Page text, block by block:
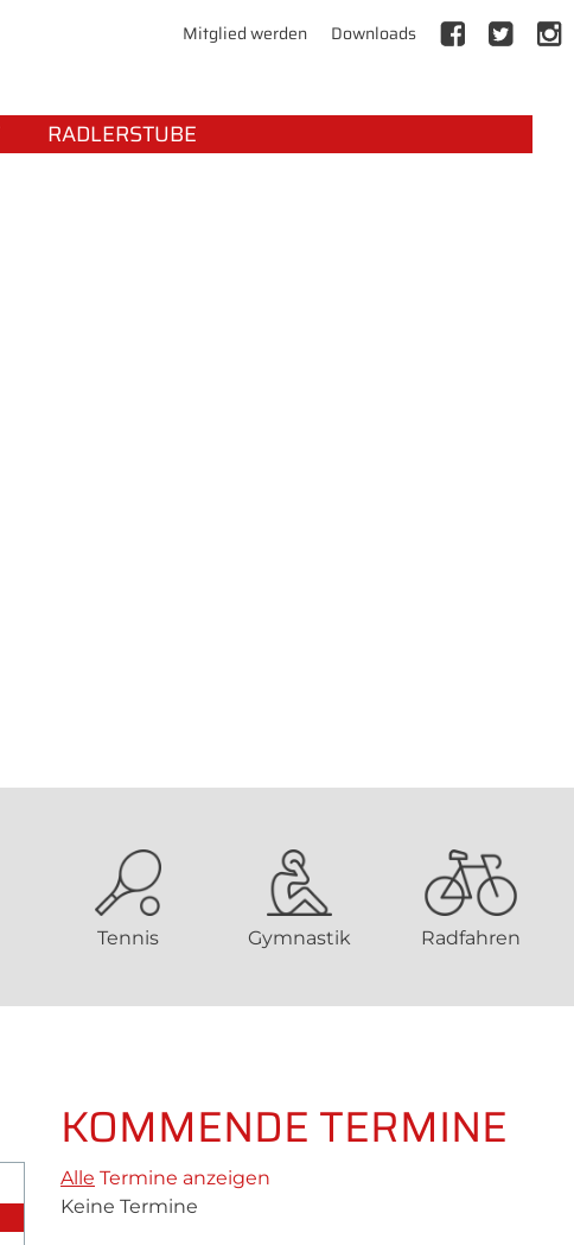
Mitglied werden Downloads
RADLERSTUBE
Tennis Gymnastik Radfahren
KOMMENDE TERMINE
Alle Termine anzeigen
Keine Termine